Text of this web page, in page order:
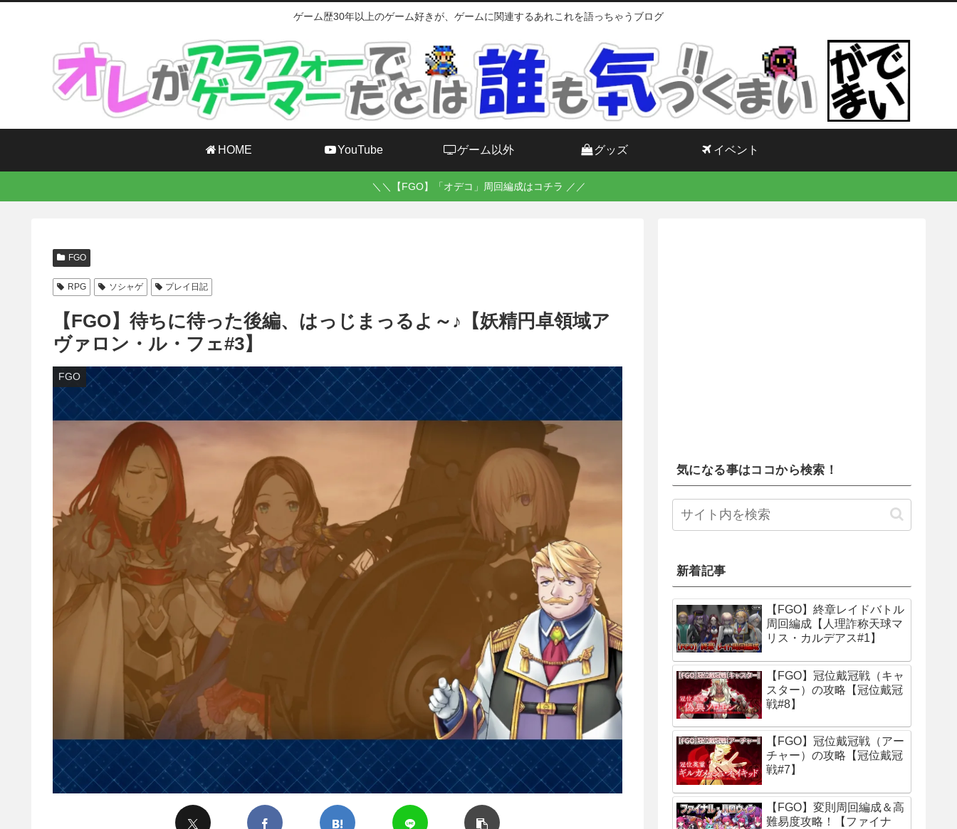
ゲーム歴30年以上のゲーム好きが、ゲームに関連するあれこれを語っちゃうブログ
HOME YouTube ゲーム以外 グッズ イベント
＼＼【FGO】「オデコ」周回編成はコチラ ／／
FGO
RPG ソシャゲ プレイ日記
【FGO】待ちに待った後編、はっじまっるよ～♪【妖精円卓領域ア
ヴァロン・ル・フェ#3】
FGO
気になる事はココから検索！
新着記事
【FGO】終章レイドバトル
周回編成【人理詐称天球マ
リス・カルデアス#1】
【FGO】冠位戴冠戦（キャ
スター）の攻略【冠位戴冠
戦#8】
【FGO】冠位戴冠戦（アー
チャー）の攻略【冠位戴冠
戦#7】
【FGO】変則周回編成＆高
難易度攻略！【ファイナ